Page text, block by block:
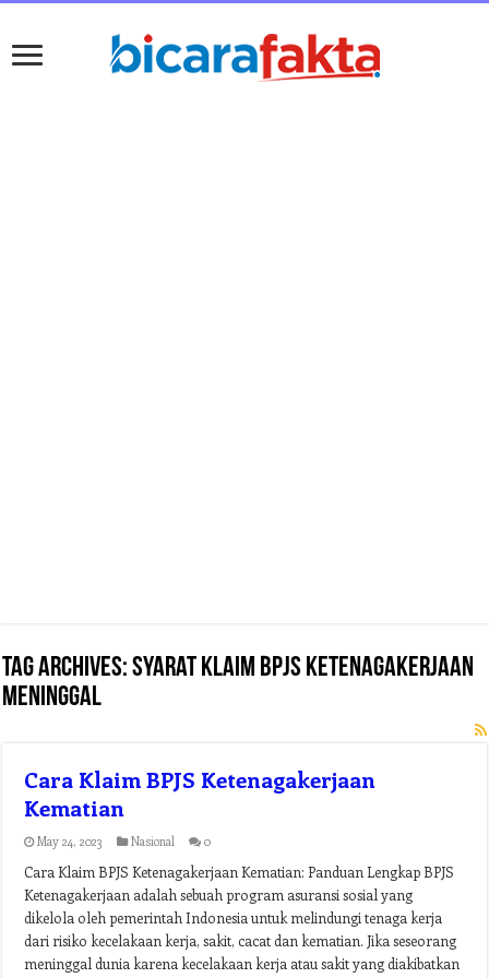
Tag Archives:syarat klaim bpjs ketenagakerjaan
meninggal
Cara Klaim BPJS Ketenagakerjaan
Kematian
May 24, 2023 Nasional 0
Cara Klaim BPJS Ketenagakerjaan Kematian: Panduan Lengkap BPJS
Ketenagakerjaan adalah sebuah program asuransi sosial yang
dikelola oleh pemerintah Indonesia untuk melindungi tenaga kerja
dari risiko kecelakaan kerja, sakit, cacat dan kematian. Jika seseorang
meninggal dunia karena kecelakaan kerja atau sakit yang diakibatkan